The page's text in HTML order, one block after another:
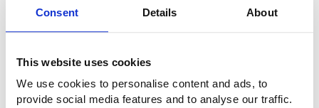
Consent Details About
This website uses cookies
We use cookies to personalise content and ads, to
provide social media features and to analyse our traffic.